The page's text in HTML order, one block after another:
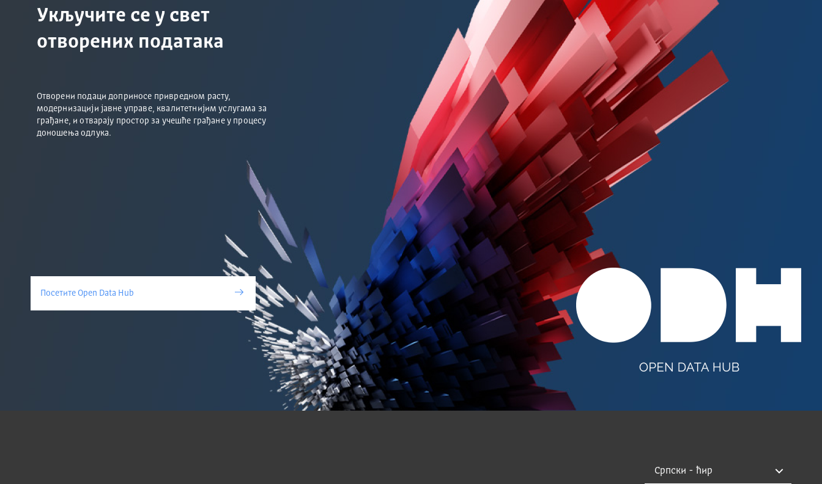
Укључите се у свет
отворених података
Отворени подаци доприносе привредном расту,
модернизацији јавне управе, квалитетнијим услугама за
грађане, и отварају простор за учешће грађане у процесу
доношења одлука.
Посетите Open Data Hub